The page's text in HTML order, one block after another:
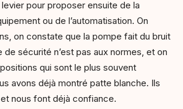
pour proposer ensuite de la
ou de l’automatisation. On
on constate que la pompe fait du bruit
sécurité n’est pas aux normes, et on
qui sont le plus souvent
avons déjà montré patte blanche. Ils
nous font déjà confiance.